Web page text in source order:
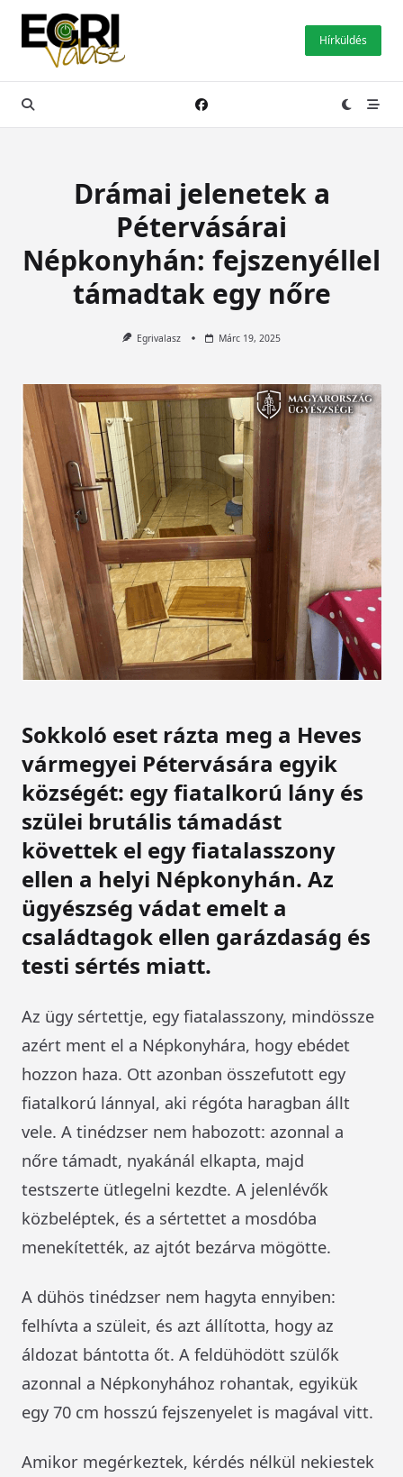
Skip
content
Hírküldés
Drámai jelenetek a
Pétervásárai
Népkonyhán: fejszenyéllel
támadtak egy nőre
Egrivalasz Márc 19, 2025
Sokkoló eset rázta meg a Heves
vármegyei Pétervására egyik
községét: egy fiatalkorú lány és
szülei brutális támadást
követtek el egy fiatalasszony
ellen a helyi Népkonyhán. Az
ügyészség vádat emelt a
családtagok ellen garázdaság és
testi sértés miatt.
Az ügy sértettje, egy fiatalasszony, mindössze
azért ment el a Népkonyhára, hogy ebédet
hozzon haza. Ott azonban összefutott egy
fiatalkorú lánnyal, aki régóta haragban állt
vele. A tinédzser nem habozott: azonnal a
nőre támadt, nyakánál elkapta, majd
testszerte ütlegelni kezdte. A jelenlévők
közbeléptek, és a sértettet a mosdóba
menekítették, az ajtót bezárva mögötte.
A dühös tinédzser nem hagyta ennyiben:
felhívta a szüleit, és azt állította, hogy az
áldozat bántotta őt. A feldühödött szülők
azonnal a Népkonyhához rohantak, egyikük
egy 70 cm hosszú fejszenyelet is magával vitt.
Amikor megérkeztek, kérdés nélkül nekiestek